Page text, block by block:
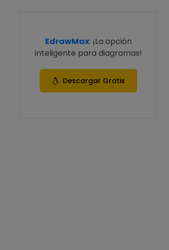
EdrawMax: ¡La opción
inteligente para diagramas!
Descargar Gratis